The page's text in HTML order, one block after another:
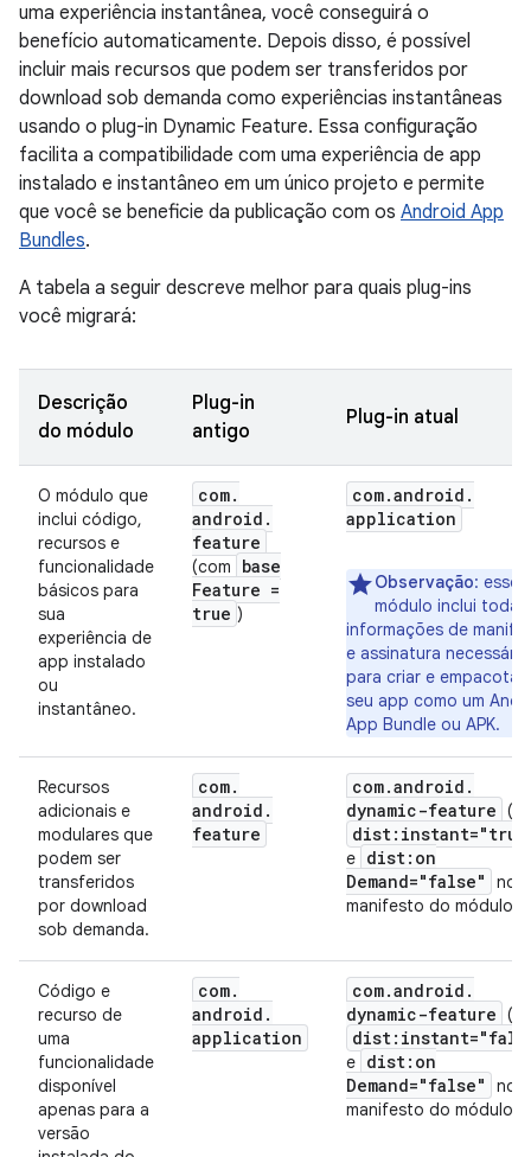
uma experiência instantânea, você conseguirá o
benefício automaticamente. Depois disso, é possível
incluir mais recursos que podem ser transferidos por
download sob demanda como experiências instantâneas
usando o plug-in Dynamic Feature. Essa configuração
facilita a compatibilidade com uma experiência de app
instalado e instantâneo em um único projeto e permite
que você se beneficie da publicação com os Android App
Bundles.
A tabela a seguir descreve melhor para quais plug-ins
você migrará:
Descrição
do módulo
Plug-in
antigo
Plug-in atual
O módulo que
inclui código,
recursos e
funcionalidade
básicos para
sua
experiência de
app instalado
ou
instantâneo.
com.
android .
feature
(com
base
Feature =
true )
com.android .
application
Observação: esse
módulo inclui todas
informações de
e assinatura
para criar e empacotar
seu app como um
App Bundle ou APK.
Recursos
adicionais e
modulares que
podem ser
transferidos
por download
sob demanda.
com.
android .
feature
com.android .
dynamic-feature
e dist:on
Demand="false"
no
manifesto do módulo)
Código e
recurso de
uma
funcionalidade
disponível
apenas para a
versão
com.
android .
application
com.android .
dynamic-feature
e dist:on
Demand="false"
no
manifesto do módulo)